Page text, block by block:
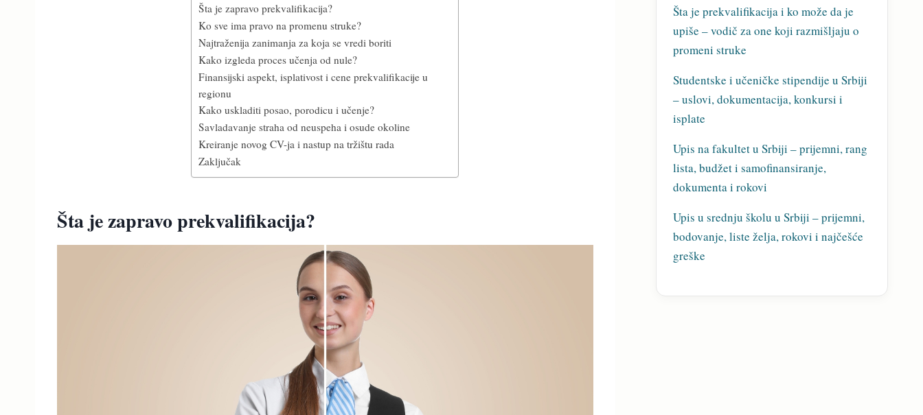
Šta je zapravo prekvalifikacija?
Ko sve ima pravo na promenu struke?
Najtraženija zanimanja za koja se vredi boriti
Kako izgleda proces učenja od nule?
Finansijski aspekt, isplativost i cene prekvalifikacije u
regionu
Kako uskladiti posao, porodicu i učenje?
Savladavanje straha od neuspeha i osude okoline
Kreiranje novog CV-ja i nastup na tržištu rada
Zaključak
Šta je zapravo prekvalifikacija?
Šta je prekvalifikacija i ko može da je
upiše – vodič za one koji razmišljaju o
promeni struke
Studentske i učeničke stipendije u Srbiji
– uslovi, dokumentacija, konkursi i
isplate
Upis na fakultet u Srbiji – prijemni, rang
lista, budžet i samofinansiranje,
dokumenta i rokovi
Upis u srednju školu u Srbiji – prijemni,
bodovanje, liste želja, rokovi i najčešće
greške